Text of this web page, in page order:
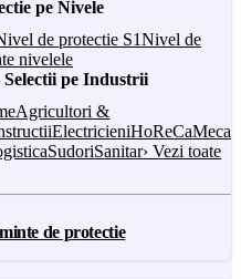
pe Nivele
de protectie S1Nivel de
nivelele
pe Industrii
Agricultori &
ElectricieniHoReCa
SudoriSanitar› Vezi toate
de protectie